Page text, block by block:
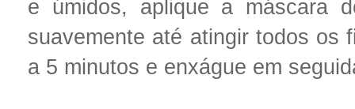
e úmidos, aplique a máscara
suavemente até atingir todos os
a 5 minutos e enxágue em